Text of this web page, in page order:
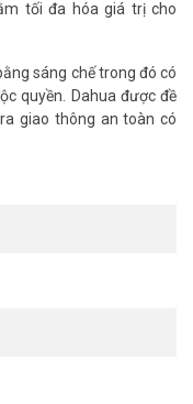
tối đa hóa giá trị cho
sáng chế trong đó có
quyền. Dahua được đề
giao thông an toàn có